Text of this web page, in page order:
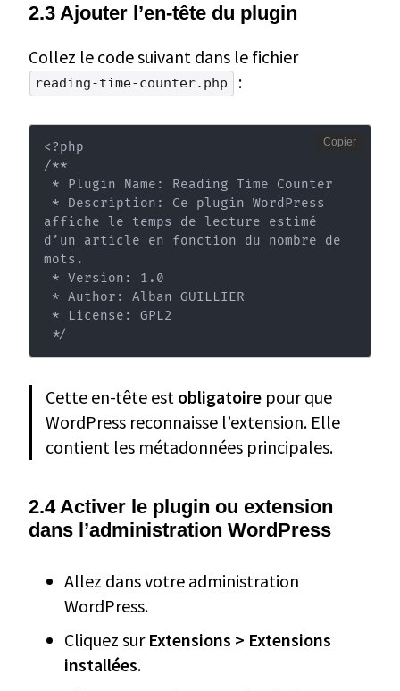
2.3 Ajouter l’en-tête du plugin
Collez le code suivant dans le fichier
reading-time-counter.php :
<?php
/**
affiche le temps de lecture estimé
d’un article en fonction du nombre de
mots.
*/
Copier
Cette en-tête est obligatoirepour que
WordPress reconnaisse l’extension. Elle
contient les métadonnées principales.
2.4 Activer le plugin ou extension
dans l’administration WordPress
Allez dans votre administration
WordPress.
Cliquez sur Extensions > Extensions
installées.